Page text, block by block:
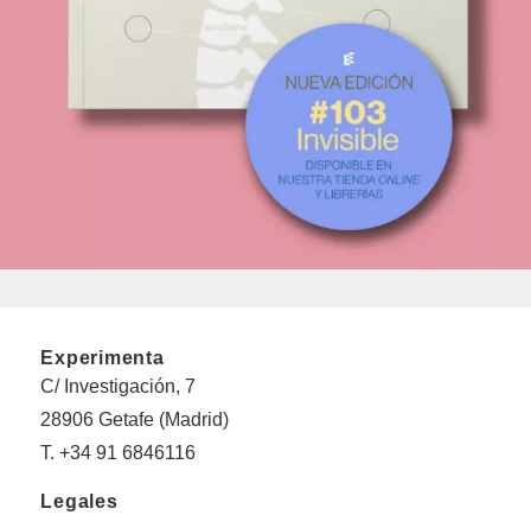
Experimenta
C/ Investigación, 7
28906 Getafe (Madrid)
T. +34 91 6846116
Legales